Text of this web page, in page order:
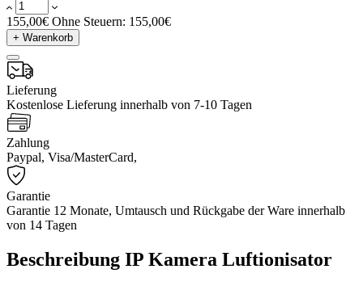
155,00€ Ohne Steuern: 155,00€
+ Warenkorb
Lieferung
Kostenlose Lieferung innerhalb von 7-10 Tagen
Zahlung
Paypal, Visa/MasterCard,
Garantie
Garantie 12 Monate, Umtausch und Rückgabe der Ware innerhalb
von 14 Tagen
Beschreibung IP Kamera Luftionisator